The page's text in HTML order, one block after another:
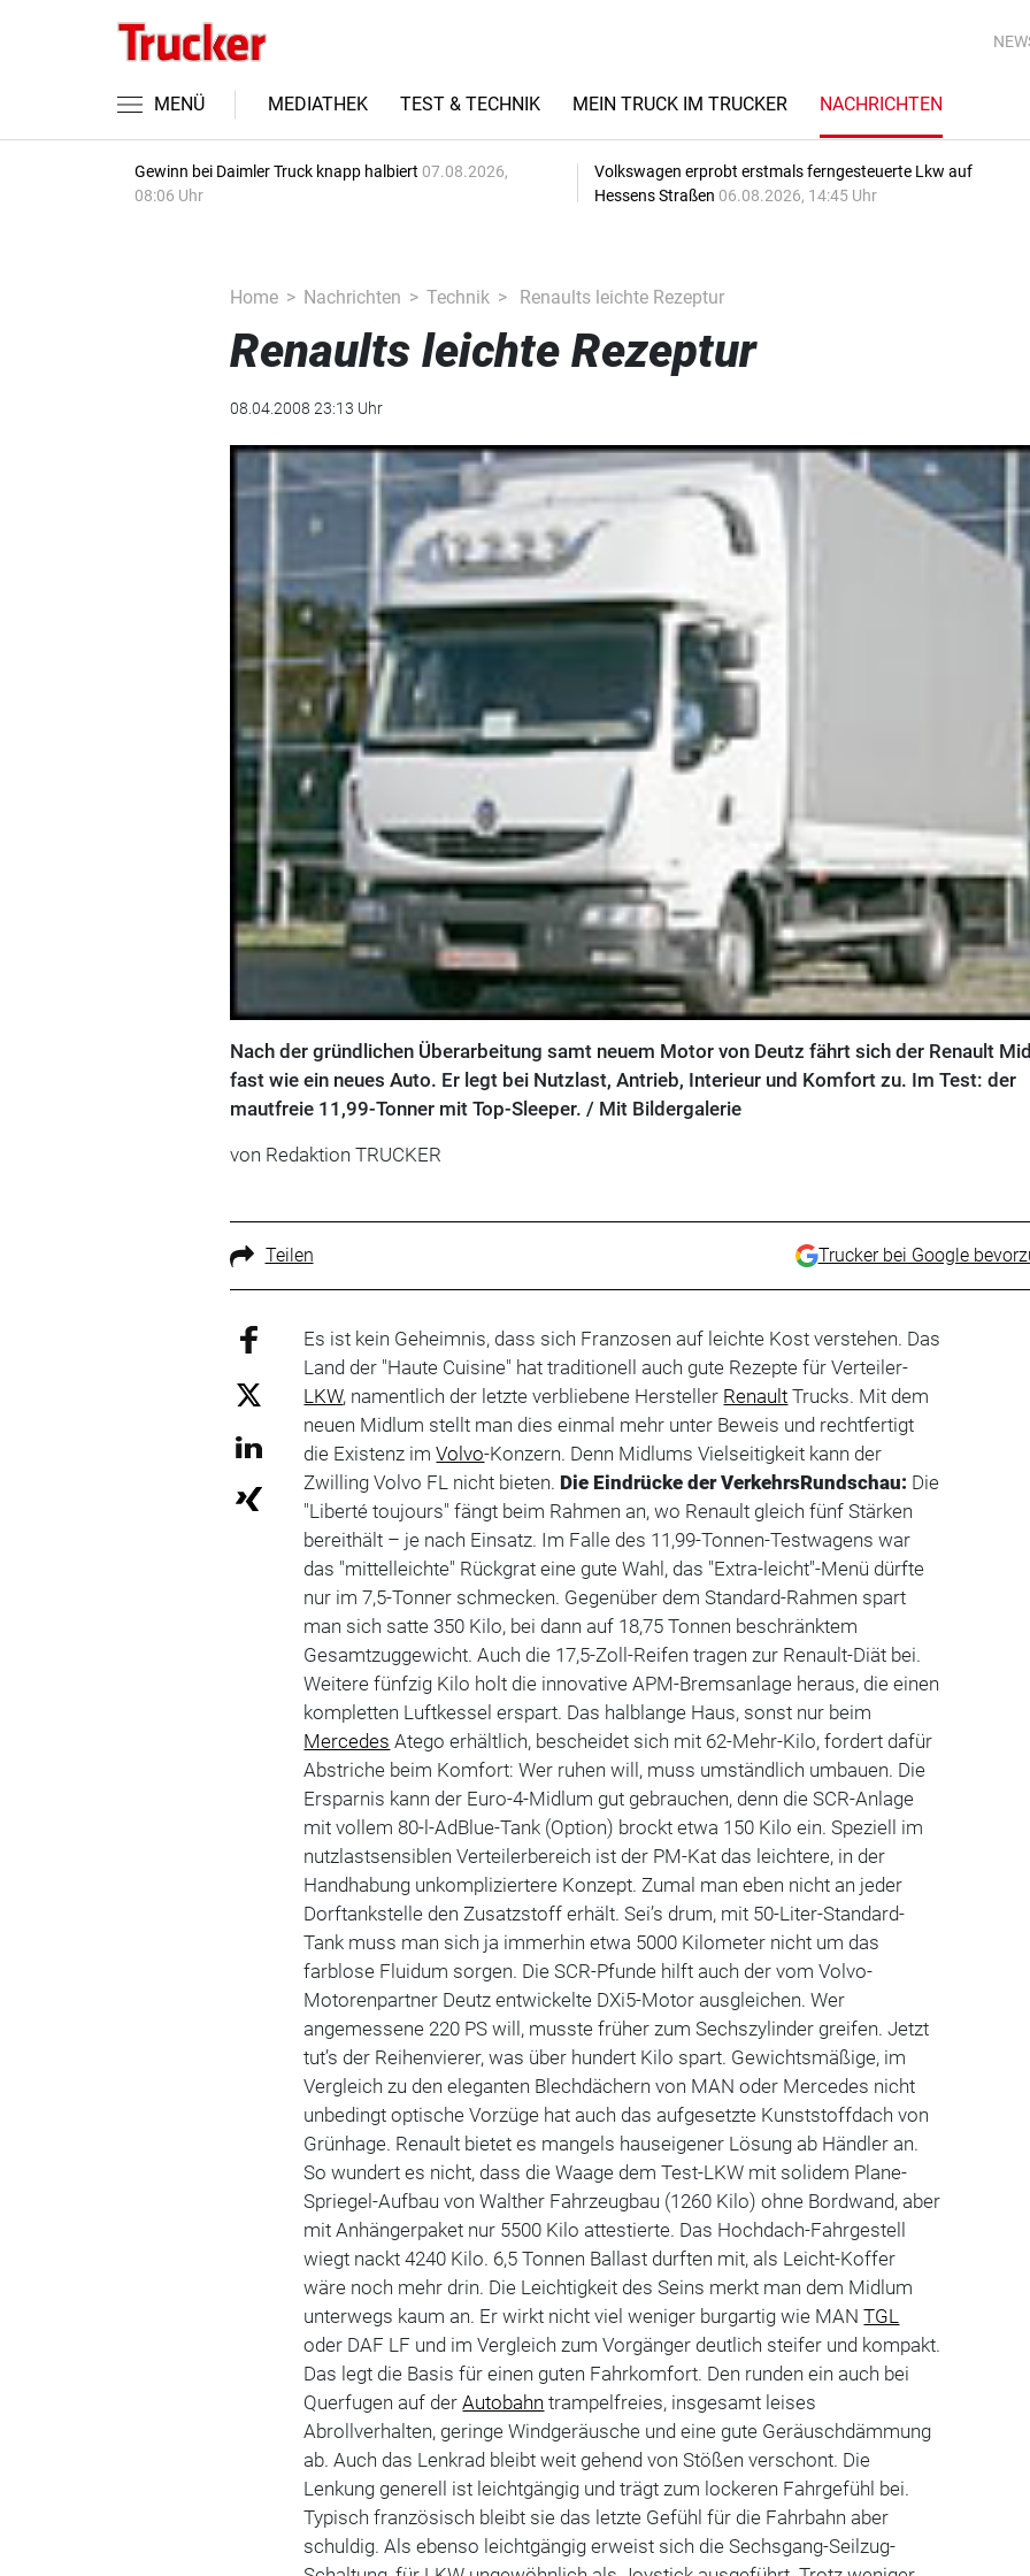
MENÜ MEDIATHEK TEST & TECHNIK MEIN TRUCK IM TRUCKER NACHRICHTEN
Gewinn bei Daimler Truck knapp halbiert 07.08.2026,
08:06 Uhr
Volkswagen erprobt erstmals ferngesteuerte Lkw auf
Hessens Straßen 06.08.2026, 14:45 Uhr
Home Nachrichten Technik Renaults leichte Rezeptur
Renaults leichte Rezeptur
08.04.2008 23:13 Uhr
Nach der gründlichen Überarbeitung samt neuem Motor von Deutz fährt sich der Renault
fast wie ein neues Auto. Er legt bei Nutzlast, Antrieb, Interieur und Komfort zu. Im Test: der
mautfreie 11,99-Tonner mit Top-Sleeper. / Mit Bildergalerie
von Redaktion TRUCKER
Teilen Trucker bei Google
Es ist kein Geheimnis, dass sich Franzosen auf leichte Kost verstehen. Das
Land der "Haute Cuisine" hat traditionell auch gute Rezepte für Verteiler-
LKW, namentlich der letzte verbliebene Hersteller Renault Trucks. Mit dem
neuen Midlum stellt man dies einmal mehr unter Beweis und rechtfertigt
die Existenz imVolvo-Konzern. Denn Midlums Vielseitigkeit kann der
Zwilling Volvo FL nicht bieten. Die Eindrücke der VerkehrsRundschau: Die
"Liberté toujours" fängt beim Rahmen an, wo Renault gleich fünf Stärken
bereithält – je nach Einsatz. Im Falle des 11,99-Tonnen-Testwagens war
das "mittelleichte" Rückgrat eine gute Wahl, das "Extra-leicht"-Menü dürfte
nur im 7,5-Tonner schmecken. Gegenüber dem Standard-Rahmen spart
man sich satte 350 Kilo, bei dann auf 18,75 Tonnen beschränktem
Gesamtzuggewicht. Auch die 17,5-Zoll-Reifen tragen zur Renault-Diät bei.
Weitere fünfzig Kilo holt die innovative APM-Bremsanlage heraus, die einen
kompletten Luftkessel erspart. Das halblange Haus, sonst nur beim
Mercedes Atego erhältlich, bescheidet sich mit 62-Mehr-Kilo, fordert dafür
Abstriche beim Komfort: Wer ruhen will, muss umständlich umbauen. Die
Ersparnis kann der Euro-4-Midlum gut gebrauchen, denn die SCR-Anlage
mit vollem 80-l-AdBlue-Tank (Option) brockt etwa 150 Kilo ein. Speziell im
nutzlastsensiblen Verteilerbereich ist der PM-Kat das leichtere, in der
Handhabung unkompliziertere Konzept. Zumal man eben nicht an jeder
Dorftankstelle den Zusatzstoff erhält. Sei’s drum, mit 50-Liter-Standard-
Tank muss man sich ja immerhin etwa 5000 Kilometer nicht um das
farblose Fluidum sorgen. Die SCR-Pfunde hilft auch der vom Volvo-
Motorenpartner Deutz entwickelte DXi5-Motor ausgleichen. Wer
angemessene 220 PS will, musste früher zum Sechszylinder greifen. Jetzt
tut’s der Reihenvierer, was über hundert Kilo spart. Gewichtsmäßige, im
Vergleich zu den eleganten Blechdächern von MAN oder Mercedes nicht
unbedingt optische Vorzüge hat auch das aufgesetzte Kunststoffdach von
Grünhage. Renault bietet es mangels hauseigener Lösung ab Händler an.
So wundert es nicht, dass die Waage dem Test-LKW mit solidem Plane-
Spriegel-Aufbau von Walther Fahrzeugbau (1260 Kilo) ohne Bordwand, aber
mit Anhängerpaket nur 5500 Kilo attestierte. Das Hochdach-Fahrgestell
wiegt nackt 4240 Kilo. 6,5 Tonnen Ballast durften mit, als Leicht-Koffer
wäre noch mehr drin. Die Leichtigkeit des Seins merkt man dem Midlum
unterwegs kaum an. Er wirkt nicht viel weniger burgartig wie MANTGL
oder DAF LF und im Vergleich zum Vorgänger deutlich steifer und kompakt.
Das legt die Basis für einen guten Fahrkomfort. Den runden ein auch bei
Querfugen auf derAutobahn trampelfreies, insgesamt leises
Abrollverhalten, geringe Windgeräusche und eine gute Geräuschdämmung
ab. Auch das Lenkrad bleibt weit gehend von Stößen verschont. Die
Lenkung generell ist leichtgängig und trägt zum lockeren Fahrgefühl bei.
Typisch französisch bleibt sie das letzte Gefühl für die Fahrbahn aber
schuldig. Als ebenso leichtgängig erweist sich die Sechsgang-Seilzug-